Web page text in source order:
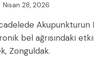
Nisan 28, 2026
Akupunkturun
bel ağrısındaki
Zonguldak.